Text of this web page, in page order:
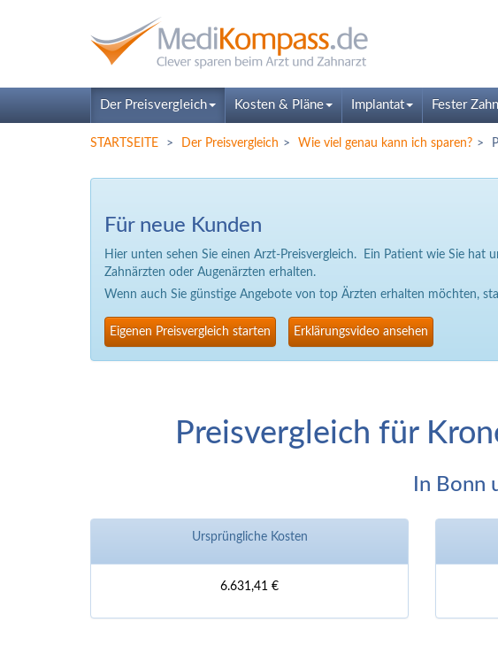
Der Preisvergleich Kosten & Pläne Implantat Fester
STARTSEITE Der Preisvergleich Wie viel genau kann ich sparen?
Für neue Kunden
Hier unten sehen Sie einen Arzt-Preisvergleich. Ein Patient wie Sie
Zahnärzten oder Augenärzten erhalten.
Wenn auch Sie günstige Angebote von top Ärzten erhalten möchten,
Eigenen Preisvergleich starten Erklärungsvideo ansehen
Preisvergleich für
In Bonn
Ursprüngliche Kosten
6.631,41 €